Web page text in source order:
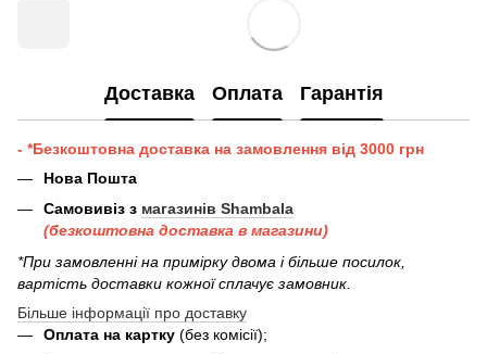
Доставка Оплата Гарантія
- *Безкоштовна доставка на замовлення від 3000 грн
Нова Пошта
Самовивіз з магазинів Shambala
(безкоштовна доставка в магазини)
*При замовленні на примірку двома і більше посилок,
вартість доставки кожної сплачує замовник.
Більше інформації про доставку
Оплата на картку (без комісії);